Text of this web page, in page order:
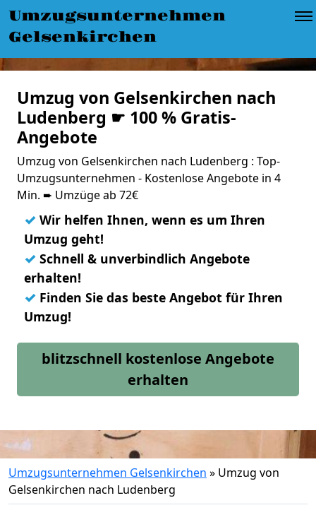
Umzugsunternehmen
Gelsenkirchen
Umzug von Gelsenkirchen nach
Ludenberg ☛ 100 % Gratis-
Angebote
Umzug von Gelsenkirchen nach Ludenberg : Top-
Umzugsunternehmen - Kostenlose Angebote in 4
Min. ➨ Umzüge ab 72€
✓ Wir helfen Ihnen, wenn es um Ihren
Umzug geht!
✓ Schnell & unverbindlich Angebote
erhalten!
✓ Finden Sie das beste Angebot für Ihren
Umzug!
blitzschnell kostenlose Angebote
erhalten
Umzugsunternehmen Gelsenkirchen » Umzug von
Gelsenkirchen nach Ludenberg